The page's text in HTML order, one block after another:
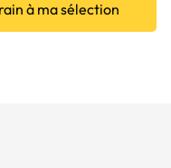
à ma sélection